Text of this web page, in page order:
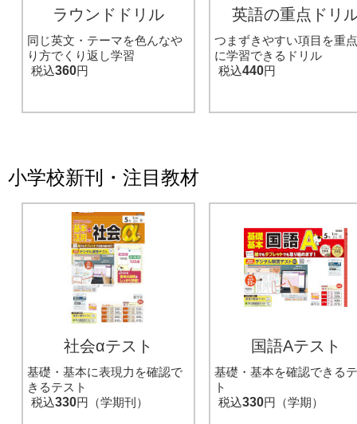
ラウンドドリル
同じ英文・テーマを色んなや
り方でくり返し学習
税込360円
英語の重点ドリ
つまずきやすい項目を重
に学習できるドリル
税込440円
小学校新刊・注目教材
社会αテスト
基礎・基本に表現力を確認で
きるテスト
税込330円（学期刊）
国語Aテスト
基礎・基本を確認できる
ト
税込330円（学期）